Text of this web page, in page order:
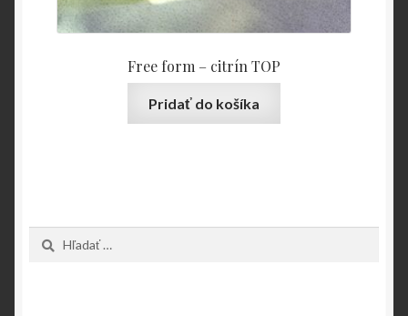
Free form – citrín TOP
Pridať do košíka